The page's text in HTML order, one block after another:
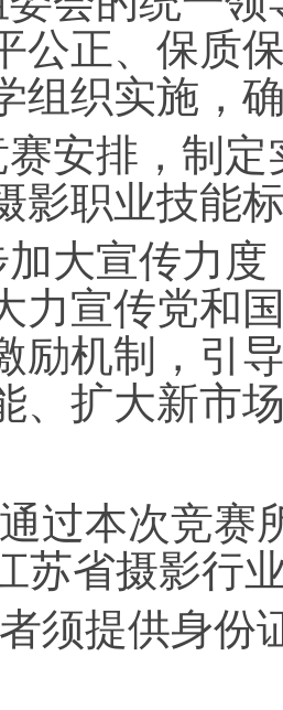
公正、保质
组织实施，
赛安排，制
影职业技能
加大宣传力
力宣传党和
励机制，引
、扩大新市
过本次竞
苏省摄影行
须提供身